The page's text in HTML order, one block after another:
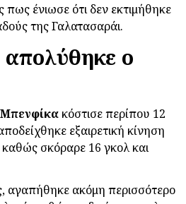
πως ένιωσε ότι δεν εκτιμήθηκε
της Γαλατασαράι.
ο
Μπενφίκα κόστισε περίπου 12
εξαιρετική κίνηση
σκόραρε 16 γκολ και
αγαπήθηκε ακόμη περισσότερο